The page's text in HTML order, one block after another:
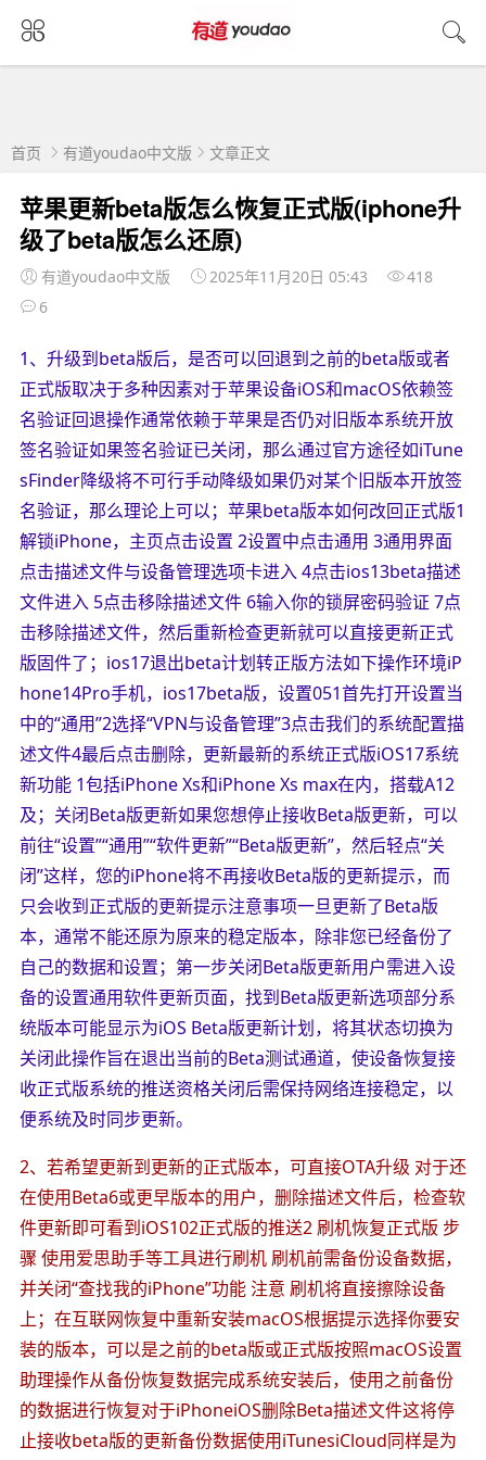
首页 有道youdao中文版 文章正文
苹果更新beta版怎么恢复正式版(iphone升
级了beta版怎么还原)
有道youdao中文版 2025年11月20日 05:43
418
6
1、升级到beta版后，是否可以回退到之前的beta版或者
正式版取决于多种因素对于苹果设备iOS和macOS依赖签
名验证回退操作通常依赖于苹果是否仍对旧版本系统开放
签名验证如果签名验证已关闭，那么通过官方途径如iTune
sFinder降级将不可行手动降级如果仍对某个旧版本开放签
名验证，那么理论上可以；苹果beta版本如何改回正式版1
解锁iPhone，主页点击设置 2设置中点击通用 3通用界面
点击描述文件与设备管理选项卡进入 4点击ios13beta描述
文件进入 5点击移除描述文件 6输入你的锁屏密码验证 7点
击移除描述文件，然后重新检查更新就可以直接更新正式
版固件了；ios17退出beta计划转正版方法如下操作环境iP
hone14Pro手机，ios17beta版，设置051首先打开设置当
中的“通用”2选择“VPN与设备管理”3点击我们的系统配置描
述文件4最后点击删除，更新最新的系统正式版iOS17系统
新功能 1包括iPhone Xs和iPhone Xs max在内，搭载A12
及；关闭Beta版更新如果您想停止接收Beta版更新，可以
前往“设置”“通用”“软件更新”“Beta版更新”，然后轻点“关
闭”这样，您的iPhone将不再接收Beta版的更新提示，而
只会收到正式版的更新提示注意事项一旦更新了Beta版
本，通常不能还原为原来的稳定版本，除非您已经备份了
自己的数据和设置；第一步关闭Beta版更新用户需进入设
备的设置通用软件更新页面，找到Beta版更新选项部分系
统版本可能显示为iOS Beta版更新计划，将其状态切换为
关闭此操作旨在退出当前的Beta测试通道，使设备恢复接
收正式版系统的推送资格关闭后需保持网络连接稳定，以
便系统及时同步更新。
2、若希望更新到更新的正式版本，可直接OTA升级 对于还
在使用Beta6或更早版本的用户，删除描述文件后，检查软
件更新即可看到iOS102正式版的推送2 刷机恢复正式版 步
骤 使用爱思助手等工具进行刷机 刷机前需备份设备数据，
并关闭“查找我的iPhone”功能 注意 刷机将直接擦除设备
上；在互联网恢复中重新安装macOS根据提示选择你要安
装的版本，可以是之前的beta版或正式版按照macOS设置
助理操作从备份恢复数据完成系统安装后，使用之前备份
的数据进行恢复对于iPhoneiOS删除Beta描述文件这将停
止接收beta版的更新备份数据使用iTunesiCloud同样是为